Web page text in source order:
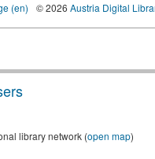
(en) © 2026 Austria Digital
library network (open map)